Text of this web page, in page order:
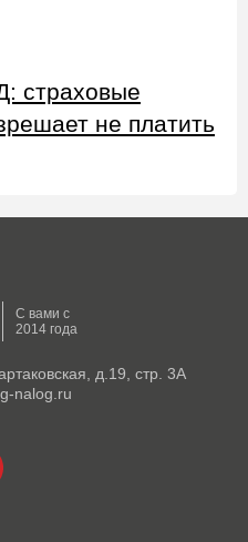
страховые
не платить
С вами с
2014 года
д.19, стр. 3А
nalog.ru